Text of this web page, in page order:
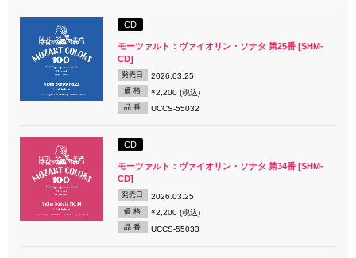
CD
モーツァルト：ヴァイオリン・ソナタ 第25番 [SHM-
CD]
発売日 2026.03.25
価 格 ¥2,200 (税込)
品 番 UCCS-55032
CD
モーツァルト：ヴァイオリン・ソナタ 第34番 [SHM-
CD]
発売日 2026.03.25
価 格 ¥2,200 (税込)
品 番 UCCS-55033